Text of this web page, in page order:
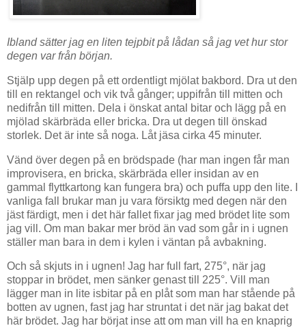
Ibland sätter jag en liten tejpbit på lådan så jag vet hur stor
degen var från början.
Stjälp upp degen på ett ordentligt mjölat bakbord. Dra ut den
till en rektangel och vik två gånger; uppifrån till mitten och
nedifrån till mitten. Dela i önskat antal bitar och lägg på en
mjölad skärbräda eller bricka. Dra ut degen till önskad
storlek. Det är inte så noga. Låt jäsa cirka 45 minuter.
Vänd över degen på en brödspade (har man ingen får man
improvisera, en bricka, skärbräda eller insidan av en
gammal flyttkartong kan fungera bra) och puffa upp den lite. I
vanliga fall brukar man ju vara försiktg med degen när den
jäst färdigt, men i det här fallet fixar jag med brödet lite som
jag vill. Om man bakar mer bröd än vad som går in i ugnen
ställer man bara in dem i kylen i väntan på avbakning.
Och så skjuts in i ugnen! Jag har full fart, 275°, när jag
stoppar in brödet, men sänker genast till 225°. Vill man
lägger man in lite isbitar på en plåt som man har stående på
botten av ugnen, fast jag har struntat i det när jag bakat det
här brödet. Jag har börjat inse att om man vill ha en knaprig